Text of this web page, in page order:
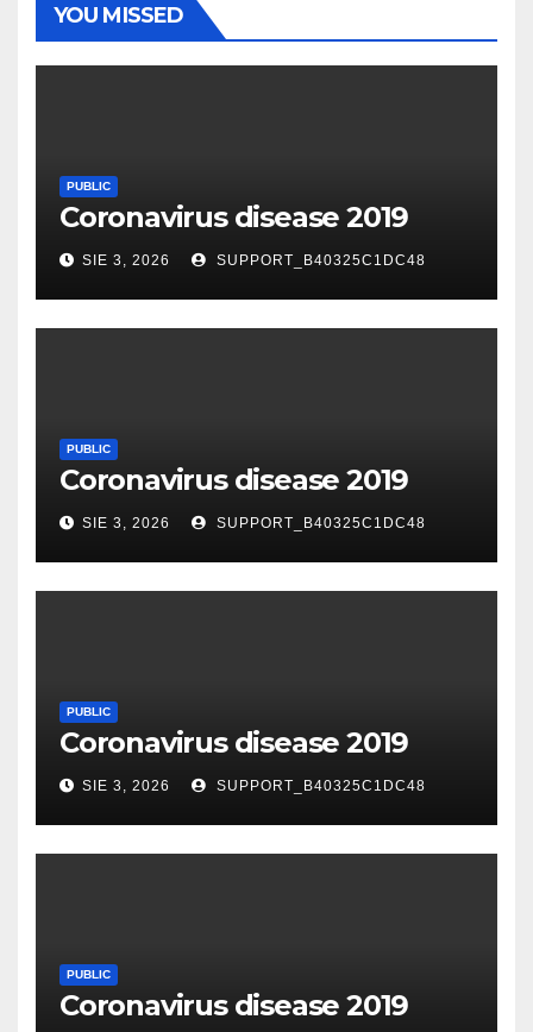
YOU MISSED
PUBLIC
Coronavirus disease 2019
SIE 3, 2026 SUPPORT_B40325C1DC48
PUBLIC
Coronavirus disease 2019
SIE 3, 2026 SUPPORT_B40325C1DC48
PUBLIC
Coronavirus disease 2019
SIE 3, 2026 SUPPORT_B40325C1DC48
PUBLIC
Coronavirus disease 2019